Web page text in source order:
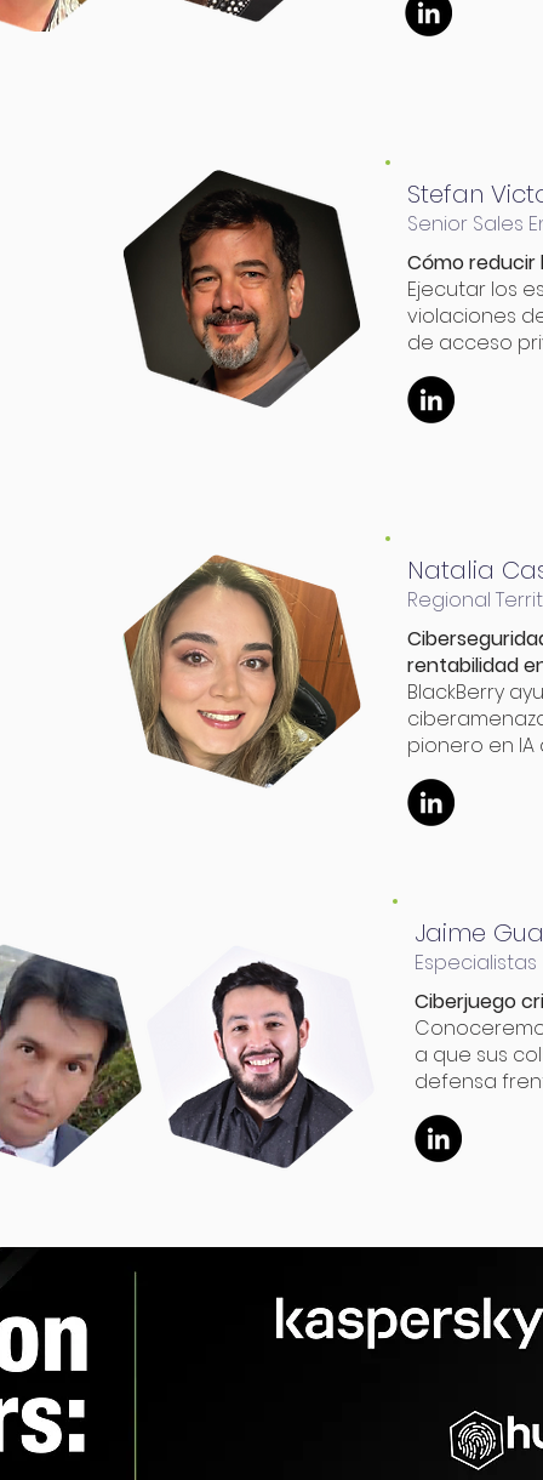
Stefan
Senior Sales
Cómo reducir
Ejecutar los
violaciones
de acceso
Natalia
Regional
rentabilidad
BlackBerry
pionero en
Jaime
Ciberjuego
a que sus
defensa